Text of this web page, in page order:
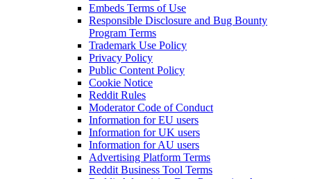
Embeds Terms of Use
Responsible Disclosure and Bug Bounty
Program Terms
Trademark Use Policy
Privacy Policy
Public Content Policy
Cookie Notice
Reddit Rules
Moderator Code of Conduct
Information for EU users
Information for UK users
Information for AU users
Advertising Platform Terms
Reddit Business Tool Terms